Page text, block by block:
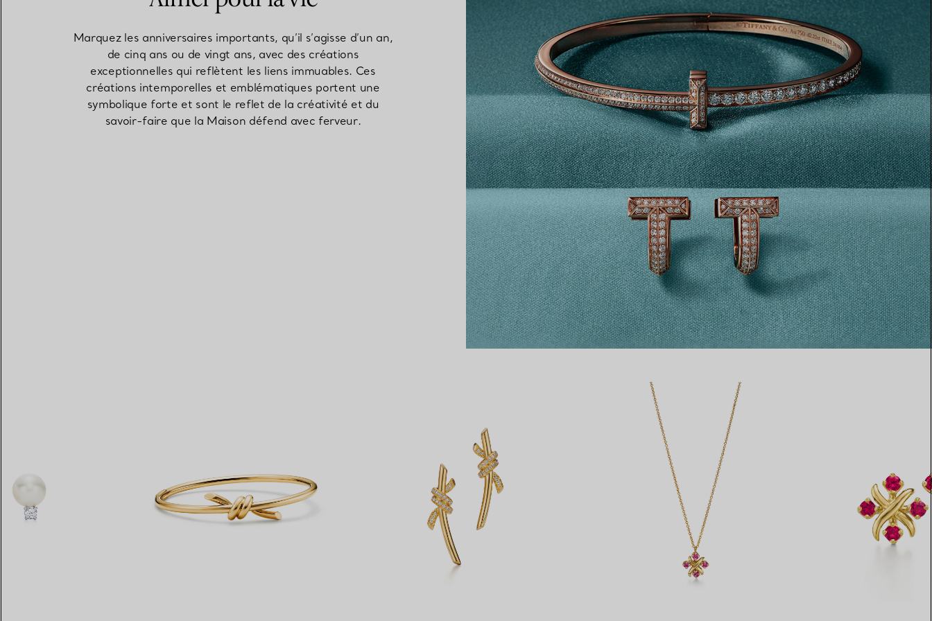
Marquez les anniversaires importants, qu’il s’agisse d’un an,
de cinq ans ou de vingt ans, avec des créations
exceptionnelles qui reflètent les liens immuables. Ces
créations intemporelles et emblématiques portent une
symbolique forte et sont le reflet de la créativité et du
savoir-faire que la Maison défend avec ferveur.